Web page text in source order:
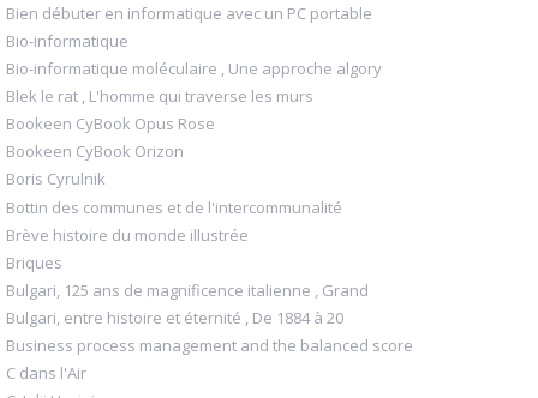
Bien débuter en informatique avec un PC portable
Bio-informatique
Bio-informatique moléculaire , Une approche algory
Blek le rat , L'homme qui traverse les murs
Bookeen CyBook Opus Rose
Bookeen CyBook Orizon
Boris Cyrulnik
Bottin des communes et de l'intercommunalité
Brève histoire du monde illustrée
Briques
Bulgari, 125 ans de magnificence italienne , Grand
Bulgari, entre histoire et éternité , De 1884 à 20
Business process management and the balanced score
C dans l'Air